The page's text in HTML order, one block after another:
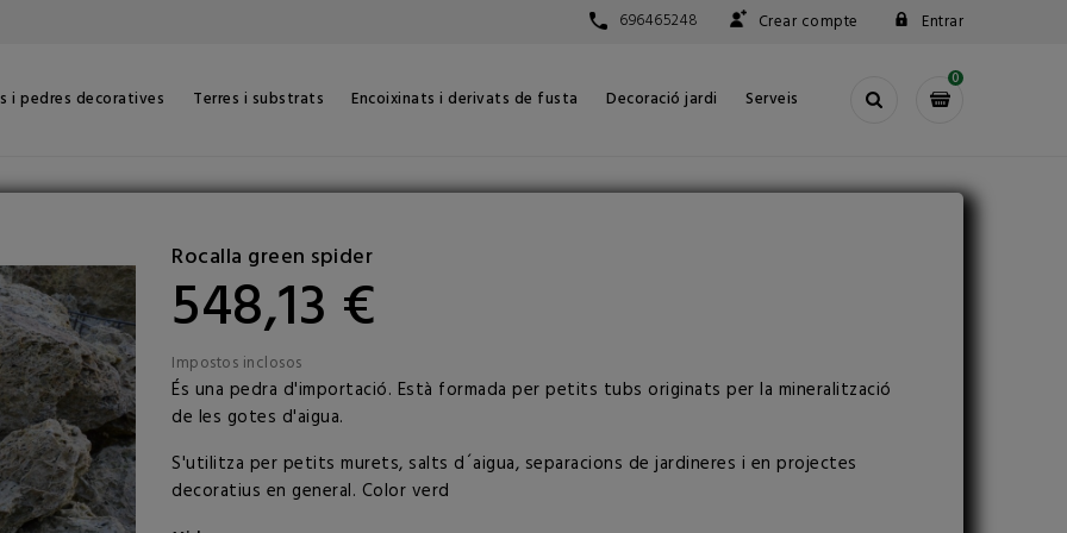
696465248 Crear compte Entrar
0
i pedres decoratives Terres i substrats Encoixinats i derivats de fusta Decoració jardi Serveis
Rocalla green spider
548,13 €
Impostos inclosos
És una pedra d'importació. Està formada per petits tubs originats per la mineralització
de les gotes d'aigua.
S'utilitza per petits murets, salts d´aigua, separacions de jardineres i en projectes
decoratius en general. Color verd